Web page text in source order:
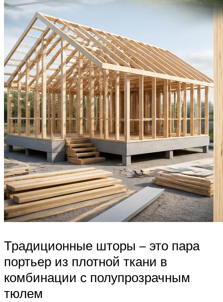
Традиционные шторы – это пара
портьер из плотной ткани в
комбинации с полупрозрачным
тюлем